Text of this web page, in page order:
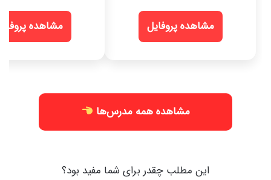
مشاهده پروفایل مشاهده
مشاهده همه مدرس‌ها
این مطلب چقدر برای شما مفید بود؟